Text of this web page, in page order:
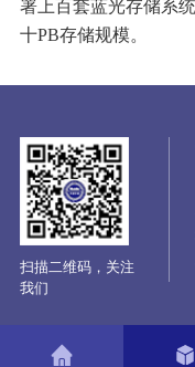
署上百套蓝光存储系
十PB存储规模。
扫描二维码，关注
我们